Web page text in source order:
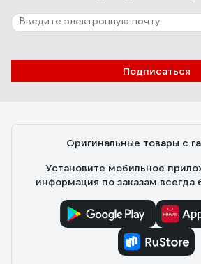
Подписаться
Оригинальные товары с
Установите мобильное
информация по заказам всегда